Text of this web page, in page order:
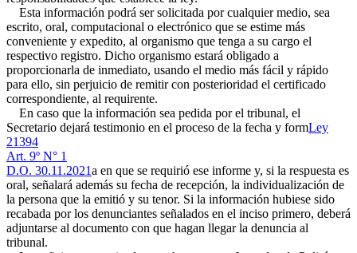
Esta información podrá ser solicitada por cualquier medio, sea
escrito, oral, computacional o electrónico que se estime más
conveniente y expedito, al organismo que tenga a su cargo el
respectivo registro. Dicho organismo estará obligado a
proporcionarla de inmediato, usando el medio más fácil y rápido
para ello, sin perjuicio de remitir con posterioridad el certificado
correspondiente, al requirente.
En caso que la información sea pedida por el tribunal, el
Secretario dejará testimonio en el proceso de la fecha y formLey
21394
Art. 9º N° 1
D.O. 30.11.2021a en que se requirió ese informe y, si la respuesta es
oral, señalará además su fecha de recepción, la individualización de
la persona que la emitió y su tenor. Si la información hubiese sido
recabada por los denunciantes señalados en el inciso primero, deberá
adjuntarse al documento con que hagan llegar la denuncia al
tribunal.